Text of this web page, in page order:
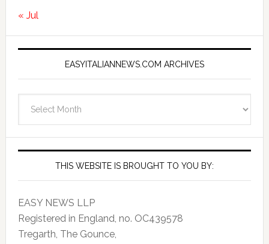
« Jul
EASYITALIANNEWS.COM ARCHIVES
Archives
THIS WEBSITE IS BROUGHT TO YOU BY:
EASY NEWS LLP
Registered in England, no. OC439578
Tregarth, The Gounce,